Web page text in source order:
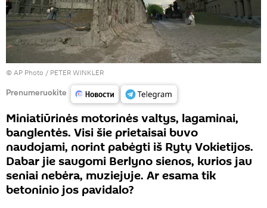
© AP Photo / PETER WINKLER
Prenumeruokite
Miniatiūrinės motorinės valtys, lagaminai,
banglentės. Visi šie prietaisai buvo
naudojami, norint pabėgti iš Rytų Vokietijos.
Dabar jie saugomi Berlyno sienos, kurios jau
seniai nebėra, muziejuje. Ar esama tik
betoninio jos pavidalo?